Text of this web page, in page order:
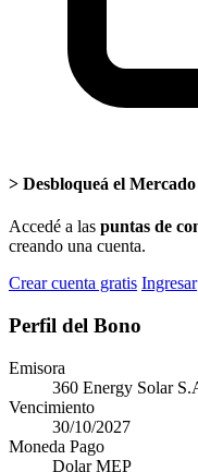
> Desbloqueá el Mercado
Accedé a las puntas de
creando una cuenta.
Crear cuenta gratis Ingresar
Perfil del Bono
Emisora
360 Energy Solar
Vencimiento
30/10/2027
Moneda Pago
Dolar MEP